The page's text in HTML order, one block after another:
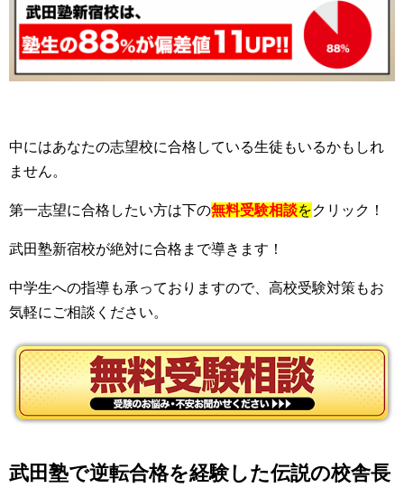
中にはあなたの志望校に合格している生徒もいるかもしれ
ません。
第一志望に合格したい方は下の無料受験相談をクリック！
武田塾新宿校が絶対に合格まで導きます！
中学生への指導も承っておりますので、高校受験対策もお
気軽にご相談ください。
武田塾で逆転合格を経験した伝説の校舎長